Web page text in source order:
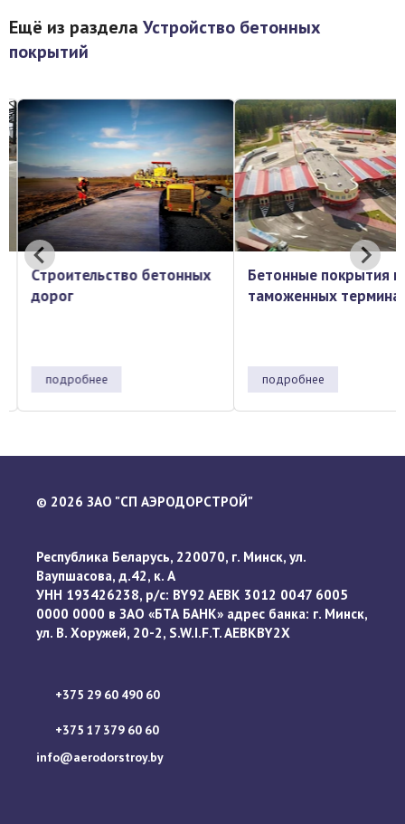
Ещё из раздела Устройство бетонных
покрытий
Строительство бетонных
дорог
подробнее
Бетонные покрытия
таможенных
подробнее
© 2026 ЗАО "СП АЭРОДОРСТРОЙ"
Республика Беларусь, 220070, г. Минск, ул.
Ваупшасова, д.42, к. А
УНН 193426238, р/с: BY92 AEBK 3012 0047 6005
0000 0000 в ЗАО «БТА БАНК» адрес банка: г. Минск,
ул. В. Хоружей, 20-2, S.W.I.F.T. AEBKBY2X
+375 29 60 490 60
+375 17 379 60 60
info@aerodorstroy.by